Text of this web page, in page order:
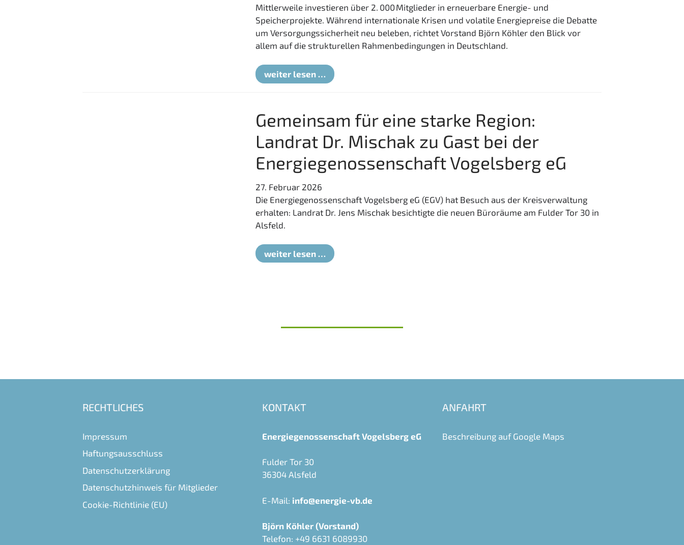
Mittlerweile investieren über 2. 000 Mitglieder in erneuerbare Energie- und
Speicherprojekte. Während internationale Krisen und volatile Energiepreise die Debatte
um Versorgungssicherheit neu beleben, richtet Vorstand Björn Köhler den Blick vor
allem auf die strukturellen Rahmenbedingungen in Deutschland.
weiter lesen … Kommunen
und
profitieren
Gemeinsam für eine starke Region:
Landrat Dr. Mischak zu Gast bei der
Energiegenossenschaft Vogelsberg eG
27. Februar 2026
Die Energiegenossenschaft Vogelsberg eG (EGV) hat Besuch aus der Kreisverwaltung
erhalten: Landrat Dr. Jens Mischak besichtigte die neuen Büroräume am Fulder Tor 30 in
Alsfeld.
weiter lesen … Gemeinsam
für
Dr.
bei
RECHTLICHES
Impressum
Haftungsausschluss
Datenschutzerklärung
Datenschutzhinweis für Mitglieder
Cookie-Richtlinie (EU)
KONTAKT
Energiegenossenschaft Vogelsberg eG
Fulder Tor 30
36304 Alsfeld
E-Mail: info@energie-vb.de
Björn Köhler (Vorstand)
Telefon: +49 6631 6089930
ANFAHRT
Beschreibung auf Google Maps